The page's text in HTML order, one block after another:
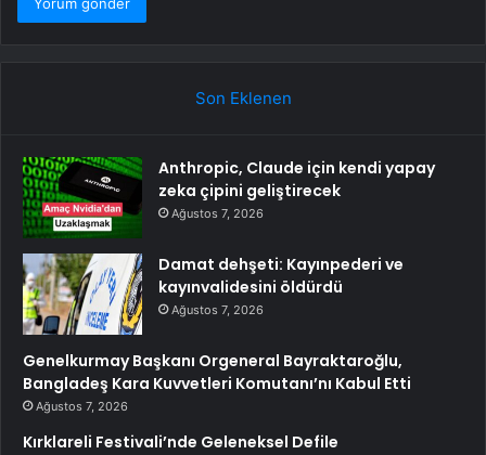
Son Eklenen
Anthropic, Claude için kendi yapay
zeka çipini geliştirecek
Ağustos 7, 2026
Damat dehşeti: Kayınpederi ve
kayınvalidesini öldürdü
Ağustos 7, 2026
Genelkurmay Başkanı Orgeneral Bayraktaroğlu,
Bangladeş Kara Kuvvetleri Komutanı’nı Kabul Etti
Ağustos 7, 2026
Kırklareli Festivali’nde Geleneksel Defile